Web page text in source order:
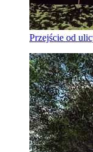
Przejście od